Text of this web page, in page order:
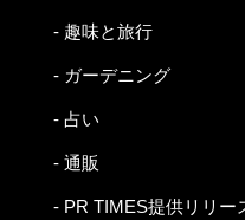
- 趣味と旅行
- ガーデニング
- 占い
- 通販
- PR TIMES提供リリー